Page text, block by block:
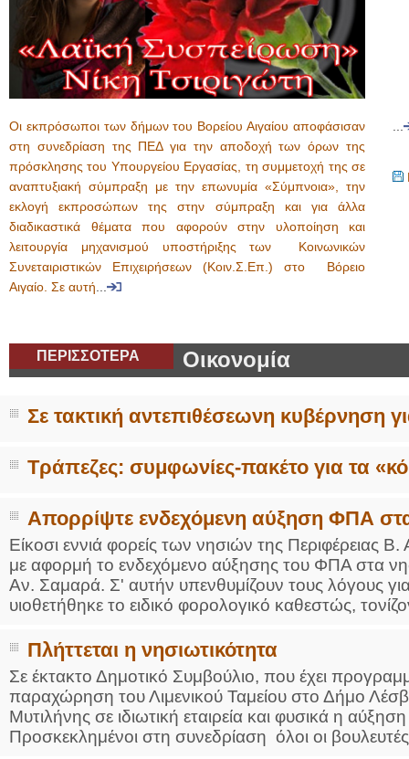
Οι εκπρόσωποι των δήμων του Βορείου Αιγαίου αποφάσισαν
στη συνεδρίαση της ΠΕΔ για την αποδοχή των όρων της
πρόσκλησης του Υπουργείου Εργασίας, τη συμμετοχή της σε
αναπτυξιακή σύμπραξη με την επωνυμία «Σύμπνοια», την
εκλογή εκπροσώπων της στην σύμπραξη και για άλλα
διαδικαστικά θέματα που αφορούν στην υλοποίηση και
λειτουργία μηχανισμού υποστήριξης των Κοινωνικών
Συνεταιριστικών Επιχειρήσεων (Κοιν.Σ.Επ.) στο Βόρειο
Αιγαίο. Σε αυτή...
...
ΠΕΡΙΣΣΟΤΕΡΑ Οικονομία
Σε τακτική αντεπιθέσεωνη κυβέρνηση
Τράπεζες: συμφωνίες-πακέτο για τα
Απορρίψτε ενδεχόμενη αύξηση ΦΠΑ
Είκοσι εννιά φορείς των νησιών της Περιφέρειας
με αφορμή το ενδεχόμενο αύξησης του ΦΠΑ στα
Αν. Σαμαρά. Σ' αυτήν υπενθυμίζουν τους λόγους
υιοθετήθηκε το ειδικό φορολογικό καθεστώς,
Πλήττεται η νησιωτικότητα
Σε έκτακτο Δημοτικό Συμβούλιο, που έχει
παραχώρηση του Λιμενικού Ταμείου στο Δήμο
Μυτιλήνης σε ιδιωτική εταιρεία και φυσικά η
Προσκεκλημένοι στη συνεδρίαση όλοι οι